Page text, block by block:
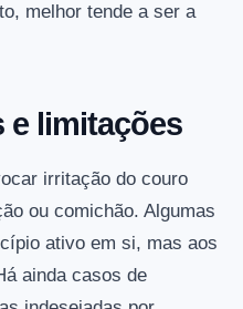
melhor tende a ser a
e limitações
irritação do couro
ou comichão. Algumas
ativo em si, mas aos
ainda casos de